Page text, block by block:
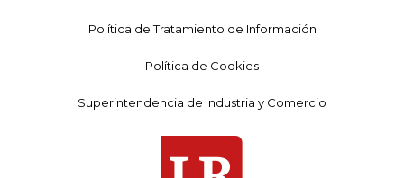
Política de Tratamiento de Información
Política de Cookies
Superintendencia de Industria y Comercio